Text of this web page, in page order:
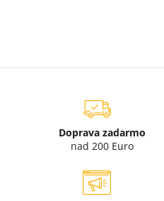
Doprava zadarmo
nad 200 Euro